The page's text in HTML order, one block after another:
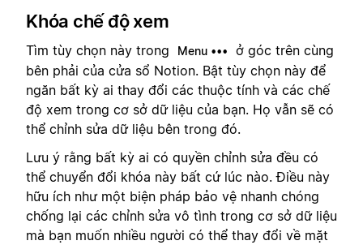
Khóa chế độ xem
Tìm tùy chọn này trong Menu •••
ở góc trên cùng
bên phải của cửa sổ Notion. Bật tùy chọn này để
ngăn bất kỳ ai thay đổi các thuộc tính và các chế
độ xem trong cơ sở dữ liệu của bạn. Họ vẫn sẽ có
thể chỉnh sửa dữ liệu bên trong đó.
Lưu ý rằng bất kỳ ai có quyền chỉnh sửa đều có
thể chuyển đổi khóa này bất cứ lúc nào. Điều này
hữu ích như một biện pháp bảo vệ nhanh chóng
chống lại các chỉnh sửa vô tình trong cơ sở dữ liệu
mà bạn muốn nhiều người có thể thay đổi về mặt